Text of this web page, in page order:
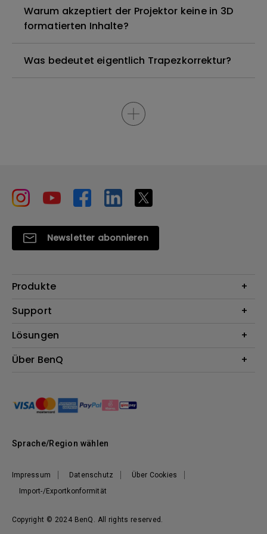
Warum akzeptiert der Projektor keine in 3D
formatierten Inhalte?
Was bedeutet eigentlich Trapezkorrektur?
Newsletter abonnieren
Produkte
Beamer
Lampen
Webcams
Support
Kontakt
Reparaturservice
Onlineshop FAQ
BenQ Blog
Lösungen
Für Unternehmen
Über BenQ
Nachhaltigkeit
Unser Versprechen
Copyright © 2024 BenQ. All rights reserved.
Impressum Datenschutz
Über Cookies
Import-/Exportkonformität
Sprache/Region wählen